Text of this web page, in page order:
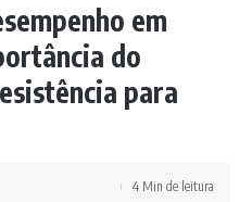
em
do
para
4 Min de leitura